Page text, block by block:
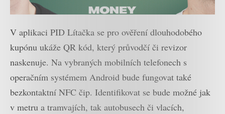
V aplikaci PID Lítačka se pro ověření dlouhodobého
kupónu ukáže QR kód, který průvodčí či revizor
naskenuje. Na vybraných mobilních telefonech s
operačním systémem Android bude fungovat také
bezkontaktní NFC čip. Identifikovat se bude možné jak
v metru a tramvajích, tak autobusech či vlacích,